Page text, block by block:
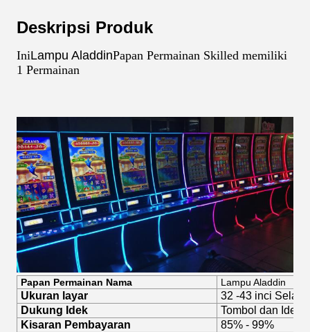
Deskripsi Produk
IniLampu AladdinPapan Permainan Skilled memiliki
1 Permainan
Papan Permainan Nama Lampu Aladdin
Ukuran layar
32 -43 inci
Dukung Idek
Tombol dan
Kisaran Pembayaran
85% - 99%